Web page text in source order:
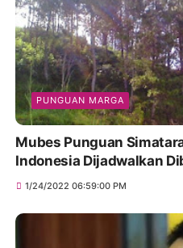
PUNGUAN MARGA
Mubes Punguan
Indonesia Dijadwalkan
1/24/2022 06:59:00 PM